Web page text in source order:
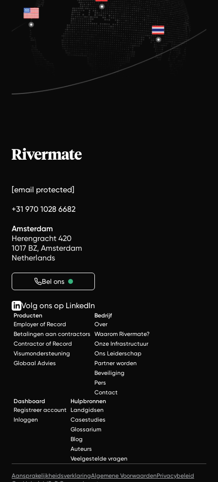
[email protected]
+31 970 1028 6682
Amsterdam
Herengracht 420
1017 BZ, Amsterdam
Netherlands
Bel ons
Volg ons op LinkedIn
Producten
Employer of Record
Betalingen aan contractors
Contractor of Record
Visumondersteuning
Globaal Advies
Bedrijf
Over
Waarom Rivermate?
Onze Infrastructuur
Ons Leiderschap
Partner worden
Beveiliging
Pers
Contact
Dashboard
Registreer account
Inloggen
Hulpbronnen
Landgidsen
Casestudies
Glossarium
Blog
Auteurs
Veelgestelde vragen
AansprakelijkheidsverklaringAlgemene VoorwaardenPrivacybeleid